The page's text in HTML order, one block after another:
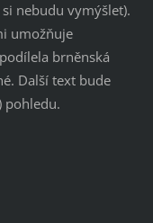
nebudu vymýšlet).
umožňuje
brněnská
Další text bude
pohledu.